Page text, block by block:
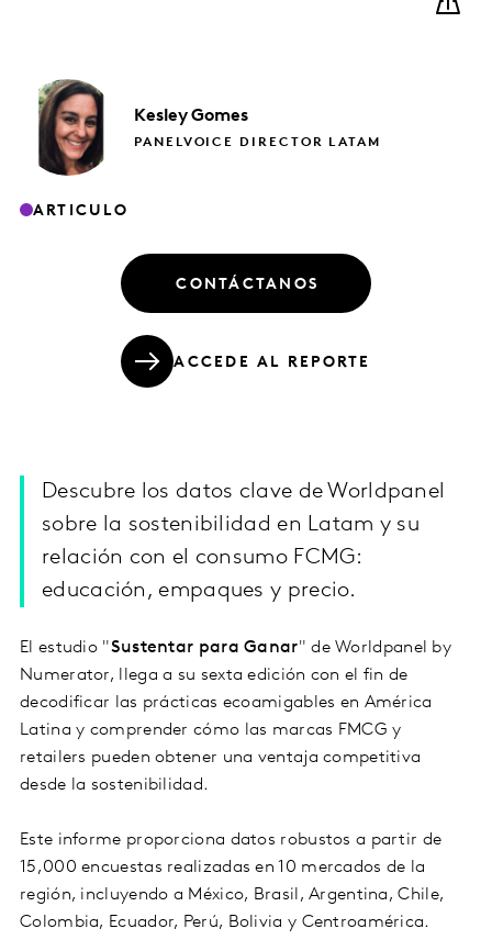
Kesley Gomes
PANELVOICE DIRECTOR LATAM
ARTICULO
CONTÁCTANOS
ACCEDE AL REPORTE
Descubre los datos clave de Worldpanel
sobre la sostenibilidad en Latam y su
relación con el consumo FCMG:
educación, empaques y precio.
El estudio "Sustentar para Ganar" de Worldpanel by
Numerator, llega a su sexta edición con el fin de
decodificar las prácticas ecoamigables en América
Latina y comprender cómo las marcas FMCG y
retailers pueden obtener una ventaja competitiva
desde la sostenibilidad.
Este informe proporciona datos robustos a partir de
15,000 encuestas realizadas en 10 mercados de la
región, incluyendo a México, Brasil, Argentina, Chile,
Colombia, Ecuador, Perú, Bolivia y Centroamérica.